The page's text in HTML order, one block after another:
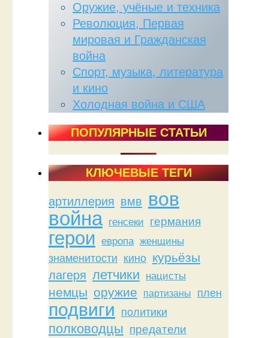
Оружие, учёные и техника
Революция, Первая
мировая и Гражданская
война
Спорт, музыка, литература
и кино
Холодная война и США
ПОПУЛЯРНЫЕ СТАТЬИ
КЛЮЧЕВЫЕ ТЕГИ
артиллерия вмв вов
война генсеки германия
герои европа женщины
знаменитости кино курьёзы
лагеря летчики нацисты
немцы оружие партизаны плен
подвиги политики
полководцы предатели